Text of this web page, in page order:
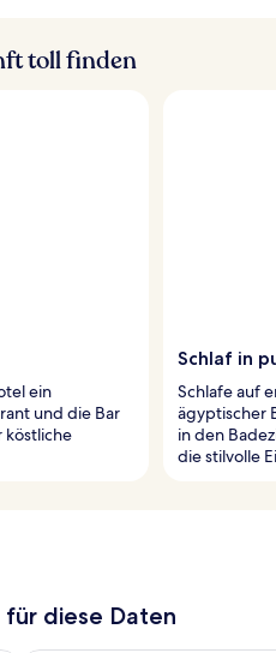
toll finden
ein
und die Bar
köstliche
Schlaf in
Schlafe auf
ägyptischer
in den
die stilvolle
diese Daten